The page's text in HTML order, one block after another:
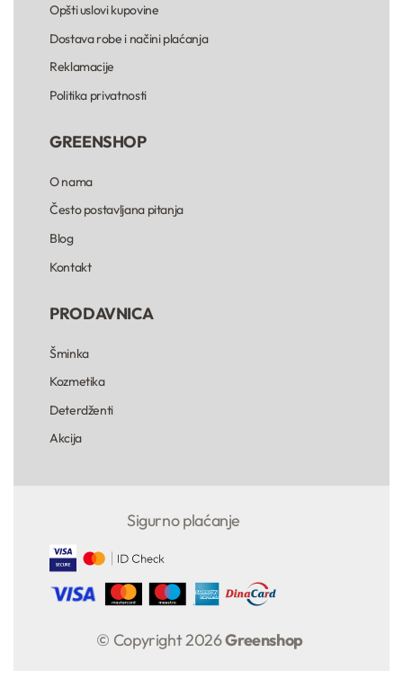
Opšti uslovi kupovine
Dostava robe i načini plaćanja
Reklamacije
Politika privatnosti
GREENSHOP
O nama
Često postavljana pitanja
Blog
Kontakt
PRODAVNICA
Šminka
Kozmetika
Deterdženti
Akcija
© Copyright 2026Greenshop
Sigurno plaćanje